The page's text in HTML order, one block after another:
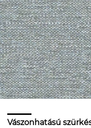
Vászonhatású